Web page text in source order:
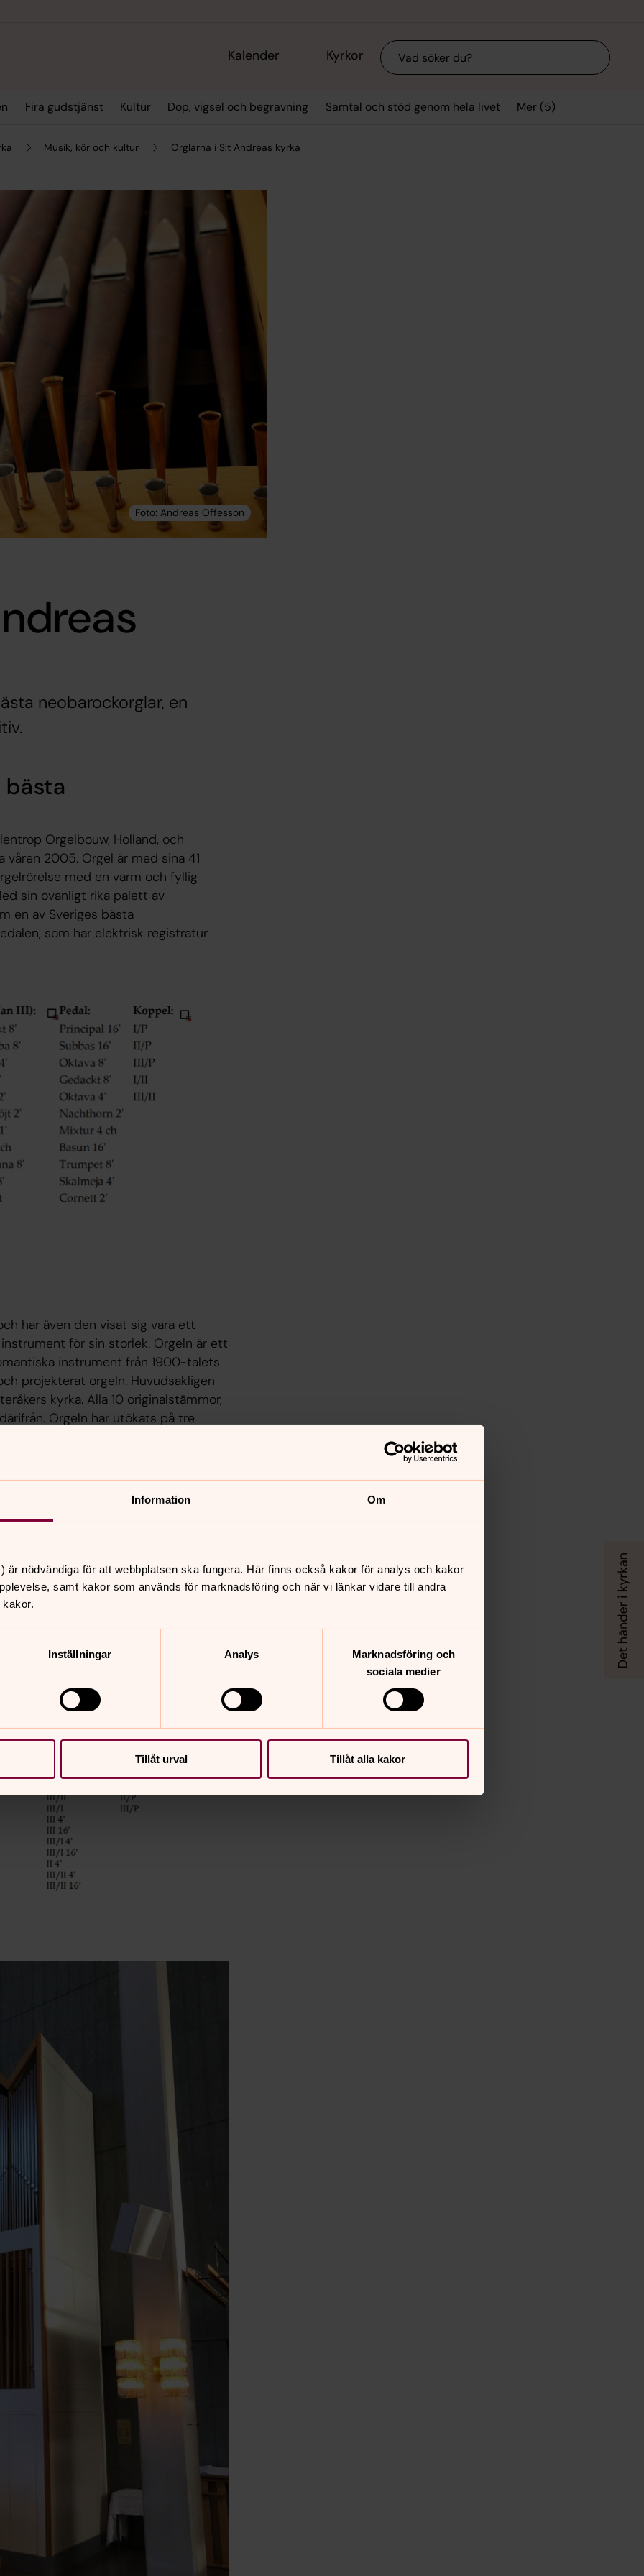
Information Om
är nödvändiga för att webbplatsen ska fungera. Här finns också kakor för analys och kakor
samt kakor som används för marknadsföring och när vi länkar vidare till andra
Inställningar Analys
Marknadsföring och
sociala medier
Tillåt urval Tillåt alla kakor
Kalender Kyrkor Sök
Fira gudstjänst Kultur Dop, vigsel och begravning Samtal och stöd genom hela livet Mer (5)
Musik, kör och kultur Orglarna i S:t Andreas kyrka
neobarockorglar, en
bästa
Orgelbouw, Holland, och
2005. Orgel är med sina 41
med en varm och fyllig
sin ovanligt rika palett av
en av Sveriges bästa
som har elektrisk registratur
har även den visat sig vara ett
för sin storlek. Orgeln är ett
instrument från 1900-talets
projekterat orgeln. Huvudsakligen
kyrka. Alla 10 originalstämmor,
Orgeln har utökats på tre
Lund. Dessa, liksom Mixturen,
års Walckerorgel i Urshults kyrka.
från Limhamns kyrka
från USA på unitlådor.
E M Skinner.